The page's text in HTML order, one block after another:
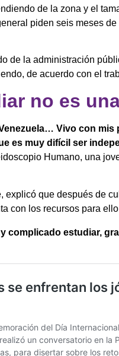
de la zona y el
piden seis meses
de la administración
de acuerdo con el
no es
Vivo con mis
es muy difícil ser
Humano, una
explicó que después de
con los recursos para
complicado estudiar,